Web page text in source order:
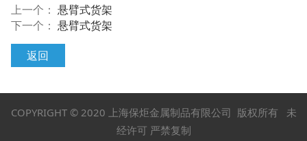
上一个： 悬臂式货架
下一个： 悬臂式货架
返回
COPYRIGHT © 2020 上海保炬金属制品有限公司 版权所有 未
经许可 严禁复制